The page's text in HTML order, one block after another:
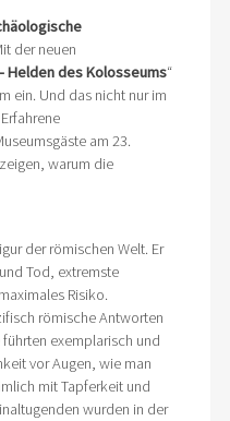
der neuen
Helden des Kolosseums“
ein. Und das nicht nur im
am 23.
warum die
der römischen Welt. Er
Tod, extremste
Risiko.
römische Antworten
exemplarisch und
vor Augen, wie man
mit Tapferkeit und
wurden in der